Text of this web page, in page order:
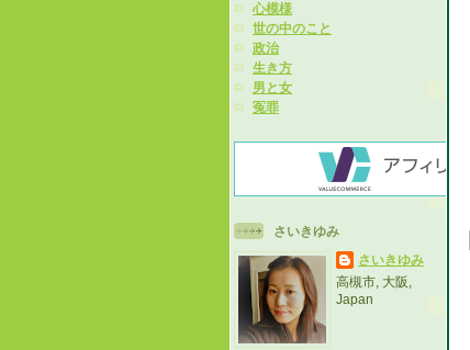
心模様
世の中のこと
政治
生き方
男と女
冤罪
さいきゆみ
さいきゆみ
高槻市, 大阪,
Japan